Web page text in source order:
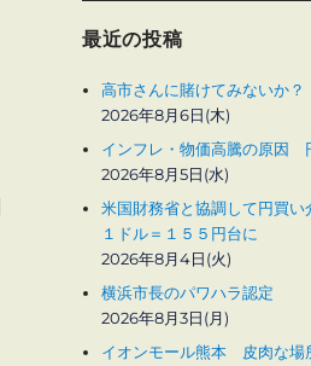
最近の投稿
高市さんに賭けてみないか？
2026年8月6日(木)
インフレ・物価高騰の原因
2026年8月5日(水)
米国財務省と協調して円買
１ドル＝１５５円台に
2026年8月4日(火)
横浜市長のパワハラ認定
2026年8月3日(月)
イオンモール熊本 皮肉な場